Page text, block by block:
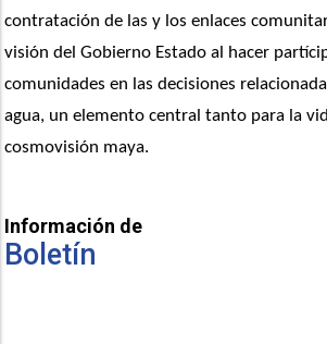
contratación de las y los enlaces
visión del Gobierno Estado al hacer
comunidades en las decisiones
agua, un elemento central tanto para la
cosmovisión maya.
Información de
Boletín